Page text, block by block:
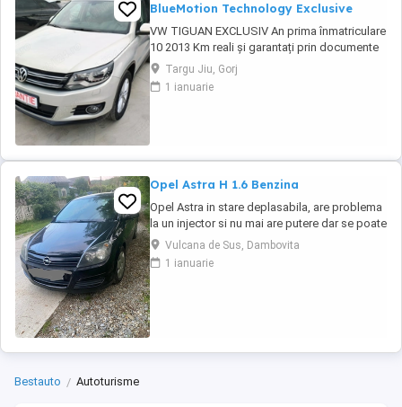
BlueMotion Technology Exclusive
VW TIGUAN EXCLUSIV An prima înmatriculare
10 2013 Km reali și garantați prin documente
Garanție inclusă 12 luni Se emite factura de
Romania și fiscal Finanțare rapidă persoane
fizice Credit rapid doar cu buletinul Se
Targu Jiu, Gorj
1 ianuarie
Opel Astra H 1.6 Benzina
Opel Astra in stare deplasabila, are problema
la un injector si nu mai are putere dar se poate
deplasa, pretul este negociabil la fata locului,
masina are si instalație Gpl omologată.
Vulcana de Sus, Dambovita
1 ianuarie
Bestauto Autoturisme